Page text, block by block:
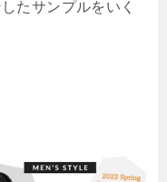
たサンプルをいく